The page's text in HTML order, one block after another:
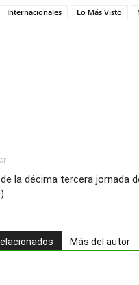
Internacionales Lo Más Visto
la décima tercera jornada
Más del autor